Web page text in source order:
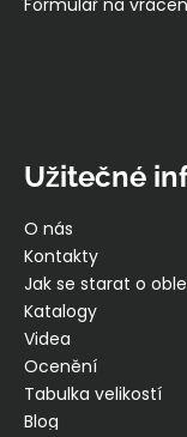
Formulář na
Užitečné
O nás
Kontakty
Jak se starat o
Katalogy
Videa
Ocenění
Tabulka velikostí
Blog